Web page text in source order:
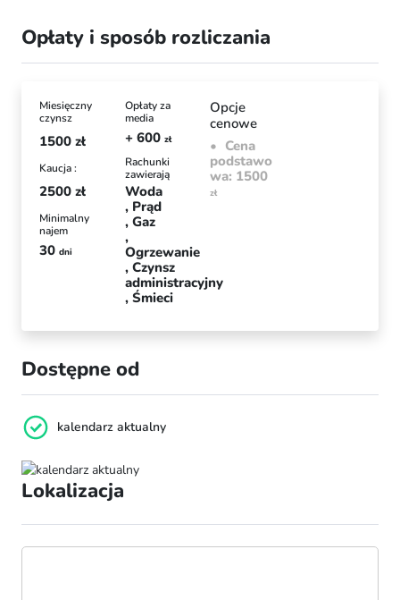
Opłaty i sposób rozliczania
Miesięczny
czynsz
1500 zł
Kaucja :
2500 zł
Minimalny
najem
30 dni
Opłaty za
media
+ 600 zł
Rachunki
zawierają
Woda
Prąd
Gaz
Ogrzewanie
Czynsz
administracyjny
Śmieci
Opcje
cenowe
Cena
podstawo
wa: 1500
zł
Dostępne od
kalendarz aktualny
Lokalizacja